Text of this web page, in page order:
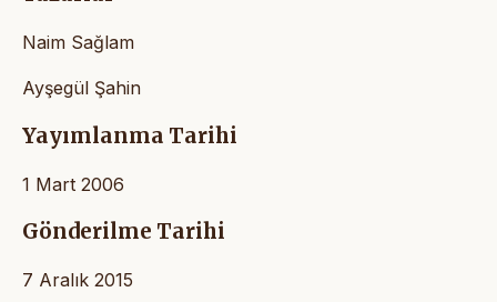
Naim Sağlam
Ayşegül Şahin
Yayımlanma Tarihi
1 Mart 2006
Gönderilme Tarihi
7 Aralık 2015